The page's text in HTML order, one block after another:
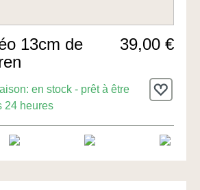
13cm de
39,00 €
en stock - prêt à être
24 heures